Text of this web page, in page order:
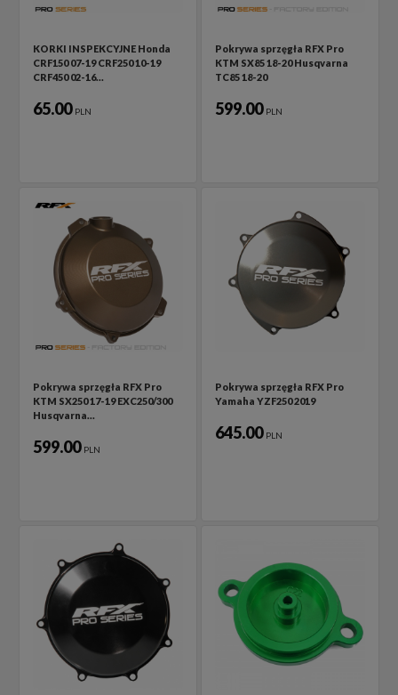
KORKI INSPEKCYJNE Honda
CRF150 07-19 CRF250 10-19
CRF450 02-16…
65.00 PLN
Pokrywa sprzęgła RFX Pro
KTM SX85 18-20 Husqvarna
TC85 18-20
599.00 PLN
Pokrywa sprzęgła RFX Pro
KTM SX250 17-19 EXC250/300
Husqvarna…
599.00 PLN
Pokrywa sprzęgła RFX Pro
Yamaha YZF250 2019
645.00 PLN